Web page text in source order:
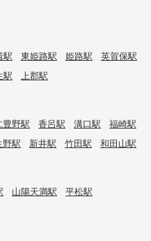
駅 東姫路駅 姫路駅
英賀保駅
駅 上郡駅
豊野駅 香呂駅 溝口駅
福崎駅
野駅 新井駅 竹田駅 和田山駅
山陽天満駅
平松駅